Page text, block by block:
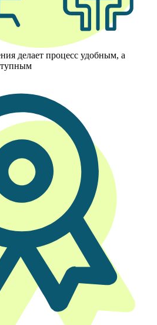
делает процесс удобным, а